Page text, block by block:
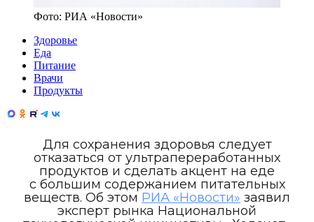
Фото: РИА «Новости»
Здоровье
Еда
Питание
Врачи
Продукты
Для сохранения здоровья следует
отказаться от ультрапереработанных
продуктов и сделать акцент на еде
с большим содержанием питательных
веществ. Об этом РИА «Новости» заявил
эксперт рынка Национальной